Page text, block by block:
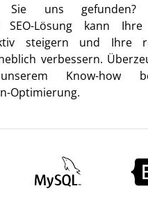
uns gefunden?
SEO-Lösung kann
steigern und Ihre
verbessern.
Know-how
Optimierung.